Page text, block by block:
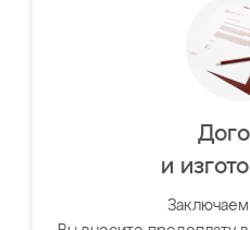
и